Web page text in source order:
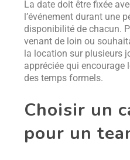
La date doit être fixée
l’événement durant une
disponibilité de chacun.
venant de loin ou
la location sur plusieurs
appréciée qui encourage
des temps formels.
Choisir un
pour un